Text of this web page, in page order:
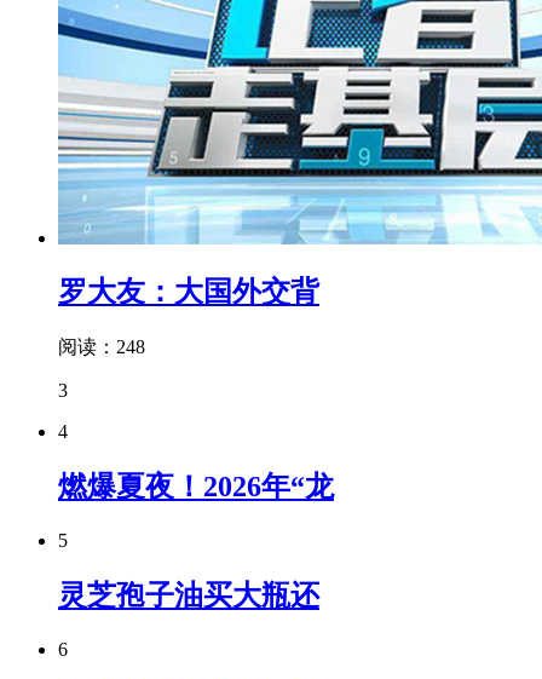
罗大友：大国外交背
阅读：248
3
4
燃爆夏夜！2026年“龙
5
灵芝孢子油买大瓶还
6